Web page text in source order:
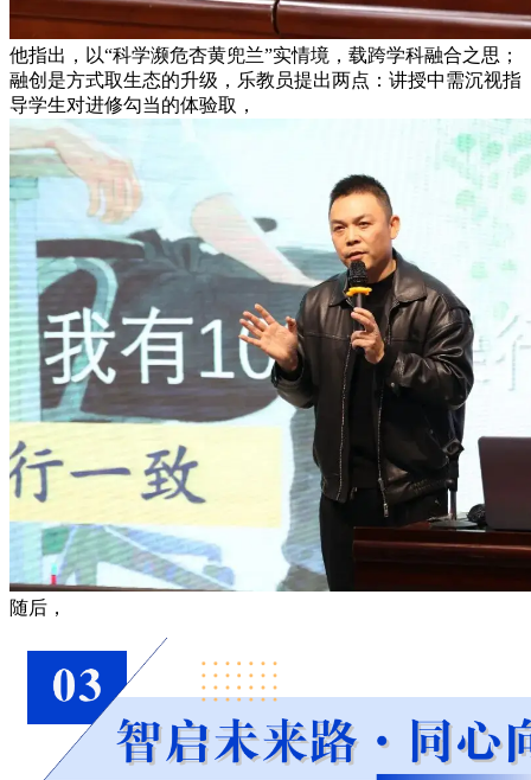
他指出，以“科学濒危杏黄兜兰”实情境，载跨学科融合之思；
融创是方式取生态的升级，乐教员提出两点：讲授中需沉视指
导学生对进修勾当的体验取，
随后，